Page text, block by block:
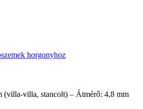
horgonyhoz